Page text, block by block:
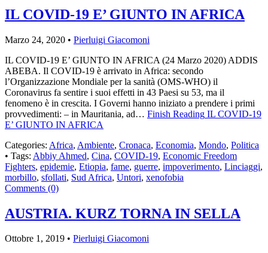
IL COVID-19 E’ GIUNTO IN AFRICA
Marzo 24, 2020 • Pierluigi Giacomoni
IL COVID-19 E’ GIUNTO IN AFRICA (24 Marzo 2020) ADDIS
ABEBA. Il COVID-19 è arrivato in Africa: secondo
l’Organizzazione Mondiale per la sanità (OMS-WHO) il
Coronavirus fa sentire i suoi effetti in 43 Paesi su 53, ma il
fenomeno è in crescita. I Governi hanno iniziato a prendere i primi
provvedimenti: – in Mauritania, ad… Finish Reading IL COVID-19
E’ GIUNTO IN AFRICA
Categories: Africa, Ambiente, Cronaca, Economia, Mondo, Politica
• Tags: Abbiy Ahmed, Cina, COVID-19, Economic Freedom
Fighters, epidemie, Etiopia, fame, guerre, impoverimento, Linciaggi,
morbillo, sfollati, Sud Africa, Untori, xenofobia
Comments (0)
AUSTRIA. KURZ TORNA IN SELLA
Ottobre 1, 2019 • Pierluigi Giacomoni